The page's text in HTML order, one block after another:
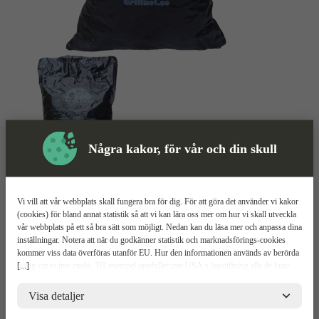
Några kakor, för vår och din skull
[...]
Vi vill att vår webbplats skall fungera bra för dig. För att göra det använder vi kakor
(cookies) för bland annat statistik så att vi kan lära oss mer om hur vi skall utveckla
vår webbplats på ett så bra sätt som möjligt. Nedan kan du läsa mer och anpassa dina
inställningar. Notera att när du godkänner statistik och marknadsförings-cookies
kommer viss data överföras utanför EU. Hur den informationen används av berörda
bolag vet vi inte exakt. Till exempel uppfyller inte USA:s lagstiftning alla de krav
risker för dina personuppgifter. De berörda bolagen måste lämna över uppgifter till
brottsbekämpande myndigheter i USA om de får en sådan begäran. Det kan dock
Visa detaljer
Tjältiningskol Mer information
80L
100% träkol
Effektivt och enkelt att hantera